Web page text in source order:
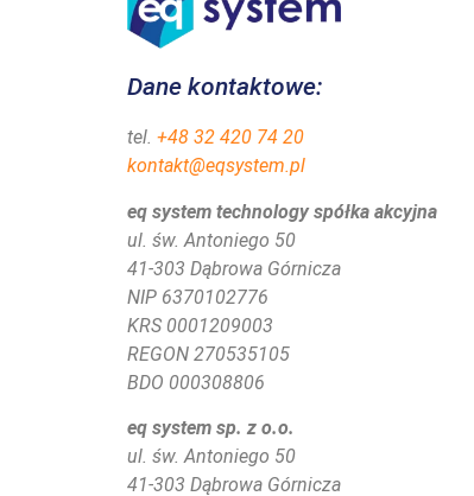
Dane kontaktowe:
tel. +48 32 420 74 20
kontakt@eqsystem.pl
eq system technology spółka akcyjna
ul. św. Antoniego 50
41-303 Dąbrowa Górnicza
NIP 6370102776
KRS 0001209003
REGON 270535105
BDO 000308806
eq system sp. z o.o.
ul. św. Antoniego 50
41-303 Dąbrowa Górnicza